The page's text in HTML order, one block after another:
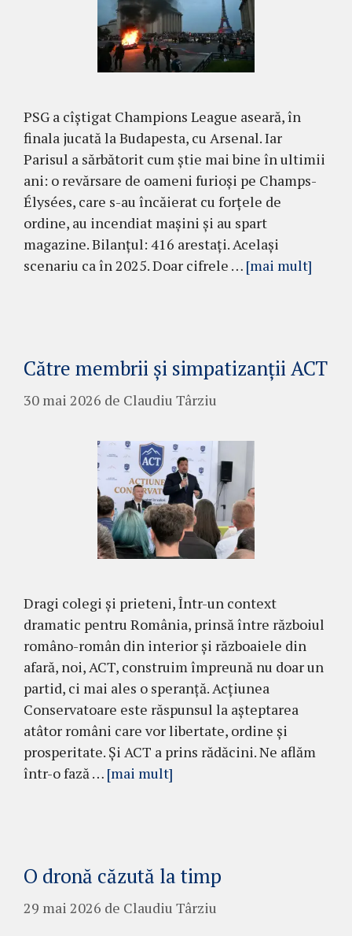
PSG a cîștigat Champions League aseară, în
finala jucată la Budapesta, cu Arsenal. Iar
Parisul a sărbătorit cum știe mai bine în ultimii
ani: o revărsare de oameni furioși pe Champs-
Élysées, care s-au încăierat cu forțele de
ordine, au incendiat mașini și au spart
magazine. Bilanțul: 416 arestați. Același
scenariu ca în 2025. Doar cifrele … [mai mult]
Către membrii și simpatizanții ACT
30 mai 2026 de Claudiu Târziu
Dragi colegi și prieteni, Într-un context
dramatic pentru România, prinsă între războiul
româno-român din interior și războaiele din
afară, noi, ACT, construim împreună nu doar un
partid, ci mai ales o speranță. Acțiunea
Conservatoare este răspunsul la așteptarea
atâtor români care vor libertate, ordine și
prosperitate. Și ACT a prins rădăcini. Ne aflăm
într-o fază … [mai mult]
O dronă căzută la timp
29 mai 2026 de Claudiu Târziu